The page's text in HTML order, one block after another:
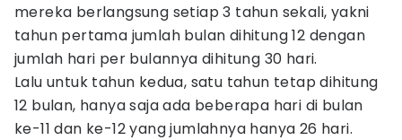
mereka berlangsung setiap 3 tahun sekali, yakni
tahun pertama jumlah bulan dihitung 12 dengan
jumlah hari per bulannya dihitung 30 hari.
Lalu untuk tahun kedua, satu tahun tetap dihitung
12 bulan, hanya saja ada beberapa hari di bulan
ke-11 dan ke-12 yang jumlahnya hanya 26 hari.